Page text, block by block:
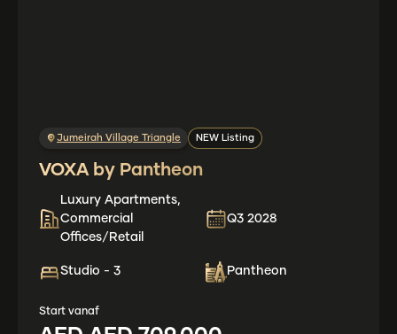
Jumeirah Village Triangle NEW Listing
VOXA by Pantheon
Luxury Apartments,
Commercial
Offices/Retail
Q3 2028
Studio - 3 Pantheon
Start vanaf